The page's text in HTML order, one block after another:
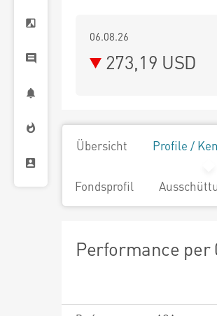
06.08.26
273,19 USD
Übersicht Profile /
Fondsprofil
Performance per